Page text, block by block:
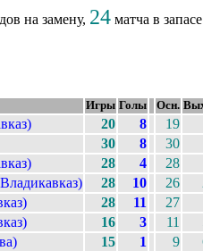
на замену, 24матча в
Игры Голы Осн.
20 8 19
30 8 30
28 4 28
28 10 26
28 11 27
16 3 11
15 1 9